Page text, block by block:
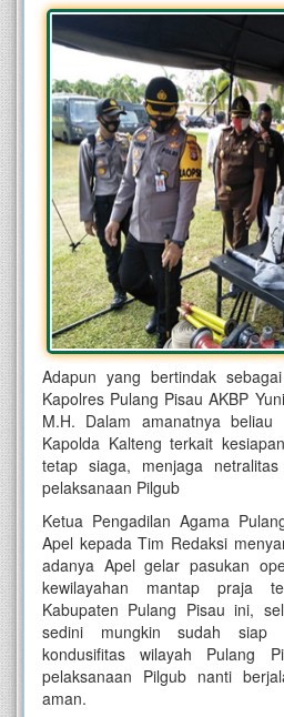
Adapun yang bertindak
Kapolres Pulang Pisau AKBP
M.H. Dalam amanatnya beliau
Kapolda Kalteng terkait
tetap siaga, menjaga
pelaksanaan Pilgub
Ketua Pengadilan Agama
Apel kepada Tim Redaksi
adanya Apel gelar pasukan
kewilayahan mantap praja
Kabupaten Pulang Pisau ini,
sedini mungkin sudah siap
kondusifitas wilayah Pulang
pelaksanaan Pilgub nanti
aman.